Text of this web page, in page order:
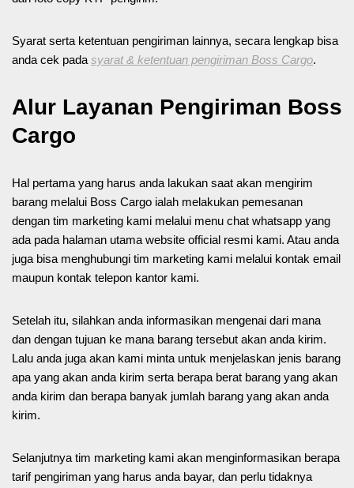
Syarat serta ketentuan pengiriman lainnya, secara lengkap bisa
anda cek pada syarat & ketentuan pengiriman Boss Cargo.
Alur Layanan Pengiriman Boss
Cargo
Hal pertama yang harus anda lakukan saat akan mengirim
barang melalui Boss Cargo ialah melakukan pemesanan
dengan tim marketing kami melalui menu chat whatsapp yang
ada pada halaman utama website official resmi kami. Atau anda
juga bisa menghubungi tim marketing kami melalui kontak email
maupun kontak telepon kantor kami.
Setelah itu, silahkan anda informasikan mengenai dari mana
dan dengan tujuan ke mana barang tersebut akan anda kirim.
Lalu anda juga akan kami minta untuk menjelaskan jenis barang
apa yang akan anda kirim serta berapa berat barang yang akan
anda kirim dan berapa banyak jumlah barang yang akan anda
kirim.
Selanjutnya tim marketing kami akan menginformasikan berapa
tarif pengiriman yang harus anda bayar, dan perlu tidaknya